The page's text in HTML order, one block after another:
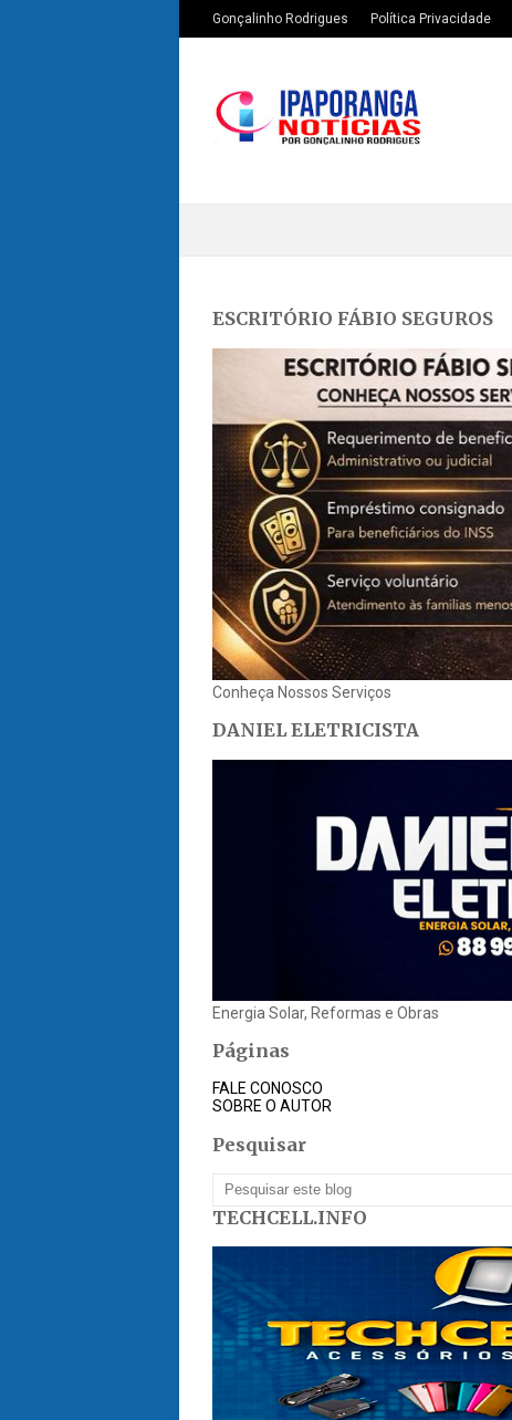
Gonçalinho Rodrigues Política Privacidade
ESCRITÓRIO FÁBIO SEGUROS
Conheça Nossos Serviços
DANIEL ELETRICISTA
Energia Solar, Reformas e Obras
Páginas
FALE CONOSCO
SOBRE O AUTOR
Pesquisar
TECHCELL.INFO